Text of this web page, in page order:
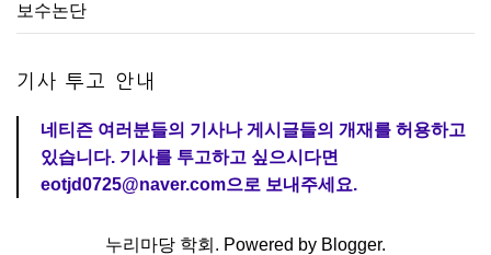
보수논단
기사 투고 안내
네티즌 여러분들의 기사나 게시글들의 개재를 허용하고
있습니다. 기사를 투고하고 싶으시다면
eotjd0725@naver.com으로 보내주세요.
누리마당 학회. Powered by Blogger.